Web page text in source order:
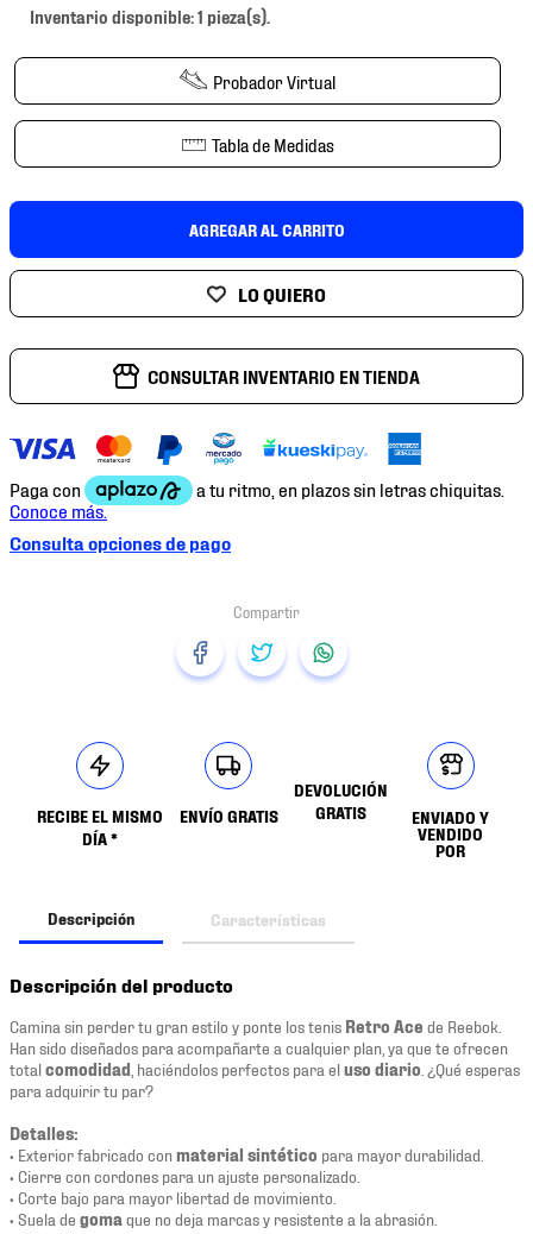
Inventario disponible: 1 pieza(s).
Probador Virtual
Tabla de Medidas
AGREGAR AL CARRITO
CONSULTAR INVENTARIO EN TIENDA
Consulta opciones de pago
RECIBE EL MISMO
DÍA *
ENVÍO GRATIS
DEVOLUCIÓN
GRATIS
ENVIADO Y
VENDIDO
POR
Descripción Características
Descripción del producto
Camina sin perder tu gran estilo y ponte los tenis Retro Ace de Reebok.
Han sido diseñados para acompañarte a cualquier plan, ya que te ofrecen
totalcomodidad , haciéndolos perfectos para eluso diario . ¿Qué esperas
para adquirir tu par?
Detalles:
• Exterior fabricado conmaterial sintético para mayor durabilidad.
• Cierre con cordones para un ajuste personalizado.
• Corte bajo para mayor libertad de movimiento.
• Suela de goma que no deja marcas y resistente a la abrasión.
7.
mochilas
8.
chivas